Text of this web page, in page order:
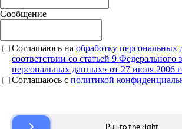
Сообщение
Соглашаюсь на обработку персональных
соответствии со статьей 9 Федерального
персональных данных» от 27 июля 2006
Соглашаюсь c политикой